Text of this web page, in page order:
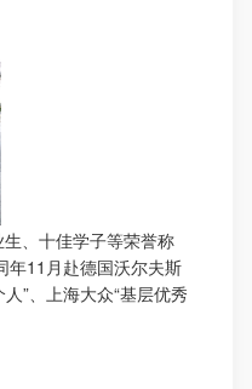
、十佳学子等荣誉称
年11月赴德国沃尔夫斯
”、上海大众“基层优秀